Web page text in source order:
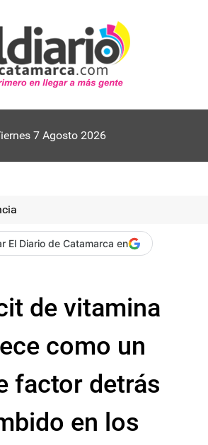
7 Agosto 2026
El Diario de Catamarca en
de vitamina
como un
factor detrás
en los